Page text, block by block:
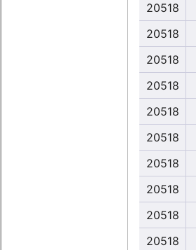
20518
20518
20518
20518
20518
20518
20518
20518
20518
20518